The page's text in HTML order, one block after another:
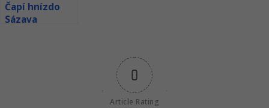
Čapí hnízdo
Sázava
0
Article Rating